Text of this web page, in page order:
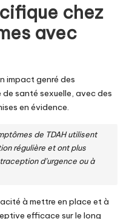
chez
avec
impact genré des
santé sexuelle, avec des
en évidence.
de TDAH utilisent
régulière et ont plus
d’urgence ou à
à mettre en place et à
efficace sur le long